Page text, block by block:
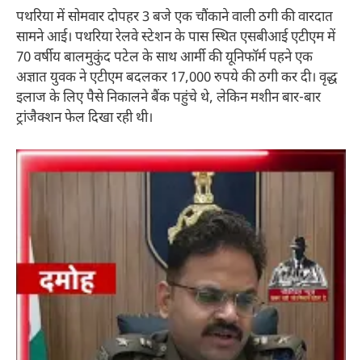
पथरिया में सोमवार दोपहर 3 बजे एक चौंकाने वाली ठगी की वारदात
सामने आई। पथरिया रेलवे स्टेशन के पास स्थित एसबीआई एटीएम में
70 वर्षीय बालमुकुंद पटेल के साथ आर्मी की यूनिफॉर्म पहने एक
अज्ञात युवक ने एटीएम बदलकर 17,000 रुपये की ठगी कर दी। वृद्ध
इलाज के लिए पैसे निकालने बैंक पहुंचे थे, लेकिन मशीन बार-बार
ट्रांजैक्शन फेल दिखा रही थी।